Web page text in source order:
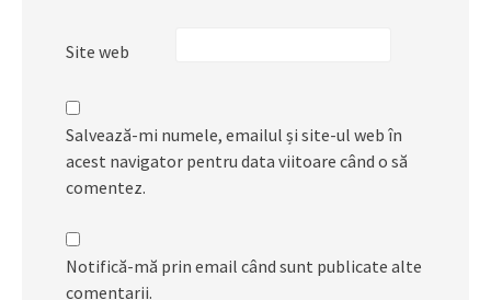
Site web
Salvează-mi numele, emailul și site-ul web în
acest navigator pentru data viitoare când o să
comentez.
Notifică-mă prin email când sunt publicate alte
comentarii.